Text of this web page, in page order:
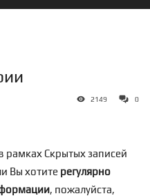
2149 0
рамках Скрытых записей
Вы хотите регулярно
, пожалуйста,